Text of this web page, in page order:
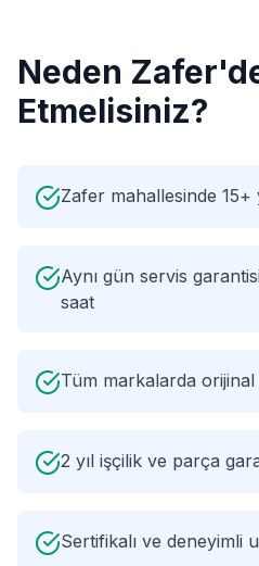
Neden Zafer
Etmelisiniz?
Zafer mahallesinde 15+
Aynı gün servis
saat
Tüm markalarda orijinal
2 yıl işçilik ve parça
Sertifikalı ve deneyimli